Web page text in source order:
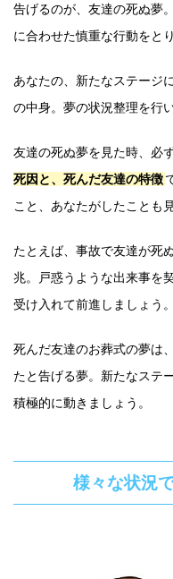
告げるのが、友達の死ぬ夢
に合わせた慎重な行動をと
あなたの、新たなステージ
の中身。夢の状況整理を行
友達の死ぬ夢を見た時、必
死因と、死んだ友達の特徴
こと、あなたがしたことも
たとえば、事故で友達が死
兆。戸惑うような出来事を
受け入れて前進しましょう。
死んだ友達のお葬式の夢は
たと告げる夢。新たなステ
積極的に動きましょう。
様々な状況